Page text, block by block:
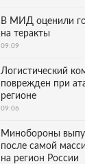
В МИД оценили
на теракты
09:09
Логистический
поврежден при
регионе
09:06
Минобороны
после самой
на регион России